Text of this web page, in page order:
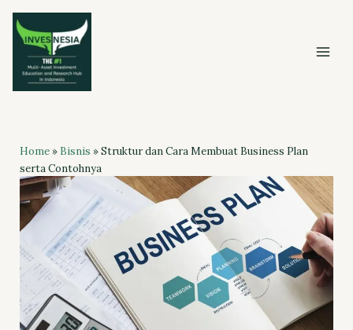
Skip
content
Home» Bisnis »Struktur dan Cara Membuat Business Plan
serta Contohnya